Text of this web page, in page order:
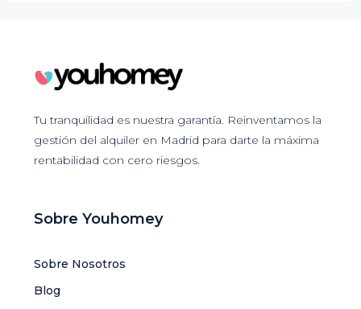
Tu tranquilidad es nuestra garantía. Reinventamos la
gestión del alquiler en Madrid para darte la máxima
rentabilidad con cero riesgos.
Sobre Youhomey
Sobre Nosotros
Blog